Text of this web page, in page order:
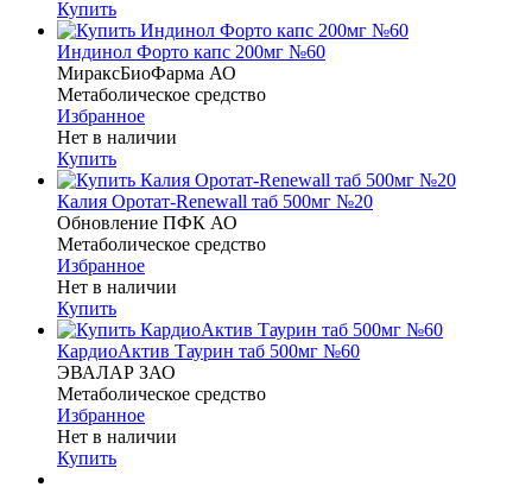
Купить
Индинол Форто капс 200мг №60
МираксБиоФарма АО
Метаболическое средство
Избранное
Нет в наличии
Купить
Калия Оротат-Renewall таб 500мг №20
Обновление ПФК АО
Метаболическое средство
Избранное
Нет в наличии
Купить
КардиоАктив Таурин таб 500мг №60
ЭВАЛАР ЗАО
Метаболическое средство
Избранное
Нет в наличии
Купить